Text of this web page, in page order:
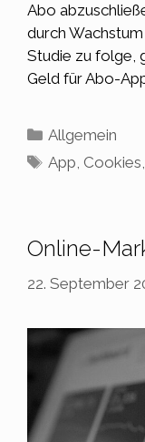
Abo
durch
Studie zu folge,
Geld für Abo-
Kategorien
Allgemein
Schlagwörter
App, Cookies,
Online-
22. September